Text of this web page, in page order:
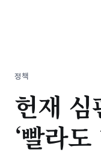
정책
헌재 심
‘빨라